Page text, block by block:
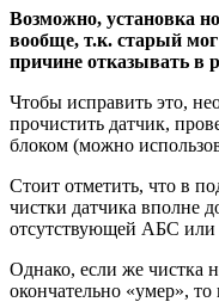
Возможно, установка
вообще, т.к. старый мог
причине отказывать в
Чтобы исправить это,
прочистить датчик,
блоком (можно
Стоит отметить, что в
чистки датчика вполне
отсутствующей АБС или
Однако, если же чистка
окончательно «умер»,